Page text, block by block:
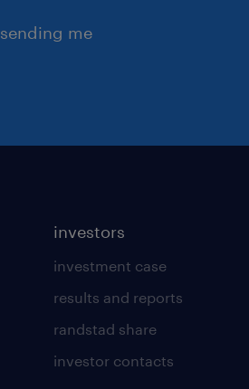
me
investors
investment case
results and reports
randstad share
investor contacts